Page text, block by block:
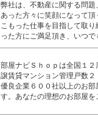
弊社は、不動産に関する問
あった方々に笑顔になって
こもった仕事を目指して取
った方にご満足頂き、いつ
部屋ナビＳｈｏｐは全国１
譲賃貸マンション管理戸数２
優良企業６００社以上のお部
す。あなたの理想のお部屋